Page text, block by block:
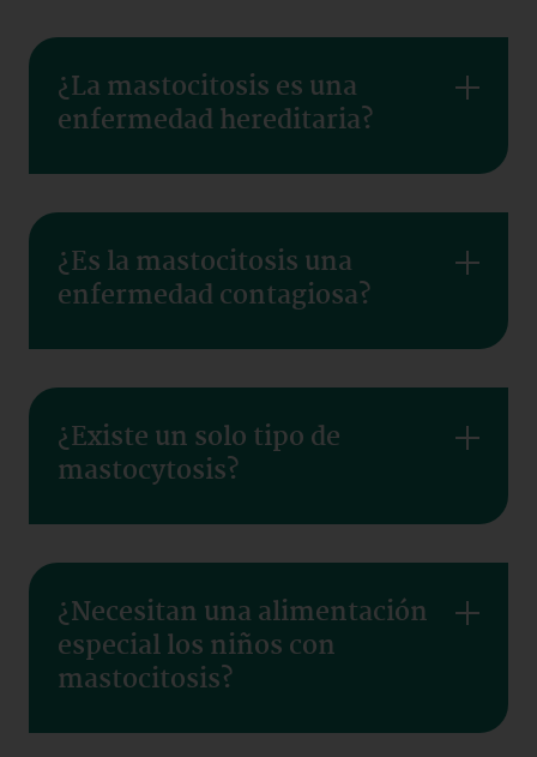
¿La mastocitosis es una
enfermedad hereditaria?
¿Es la mastocitosis una
enfermedad contagiosa?
¿Existe un solo tipo de
mastocytosis?
¿Necesitan una alimentación
especial los niños con
mastocitosis?